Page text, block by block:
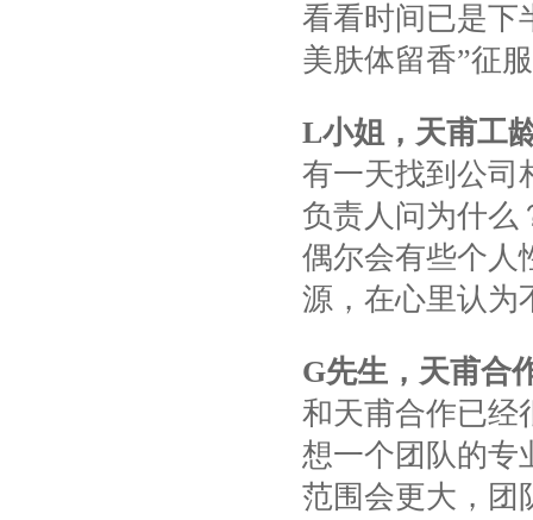
看看时间已是下
美肤体留香”征
L小姐，天甫工
有一天找到公司
负责人问为什么
偶尔会有些个人
源，在心里认为
G先生，天甫合
和天甫合作已经
想一个团队的专
范围会更大，团